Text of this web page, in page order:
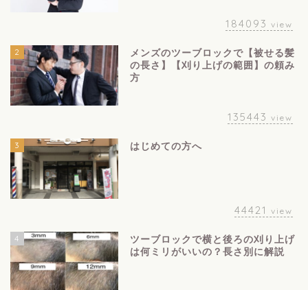
184093 view
2
メンズのツーブロックで【被せる髪
の長さ】【刈り上げの範囲】の頼み
方
135443 view
3 はじめての方へ
44421 view
4
ツーブロックで横と後ろの刈り上げ
は何ミリがいいの？長さ別に解説